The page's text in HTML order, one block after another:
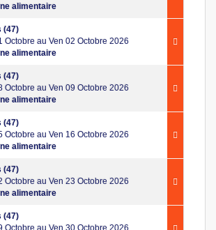
alimentaire
(47)
Octobre au Ven 02 Octobre 2026
alimentaire
(47)
Octobre au Ven 09 Octobre 2026
alimentaire
(47)
Octobre au Ven 16 Octobre 2026
alimentaire
(47)
Octobre au Ven 23 Octobre 2026
alimentaire
(47)
Octobre au Ven 30 Octobre 2026